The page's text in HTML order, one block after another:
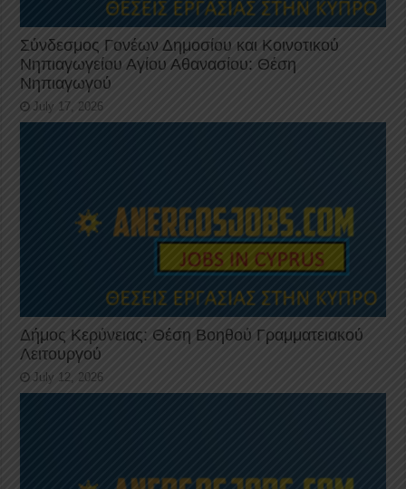
Σύνδεσμος Γονέων Δημοσίου και Κοινοτικού
Νηπιαγωγείου Αγίου Αθανασίου: Θέση
Νηπιαγωγού
July 17, 2026
Δήμος Κερύνειας: Θέση Βοηθού Γραμματειακού
Λειτουργού
July 12, 2026